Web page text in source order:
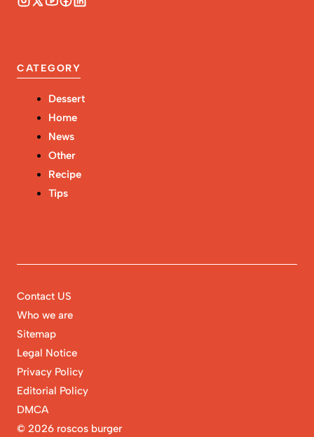
CATEGORY
Dessert
Home
News
Other
Recipe
Tips
© 2026 roscos burger
Contact US
Who we are
Sitemap
Legal Notice
Privacy Policy
Editorial Policy
DMCA